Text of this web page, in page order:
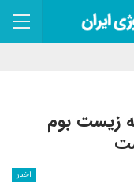
زیست بوم
اخبار